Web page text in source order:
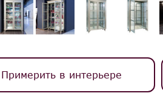
Примерить в интерьере